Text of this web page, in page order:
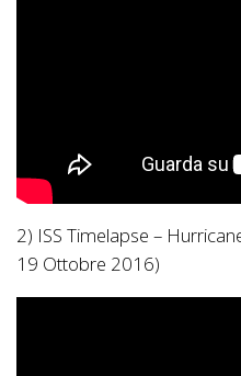
2) ISS Timelapse –
19 Ottobre 2016)